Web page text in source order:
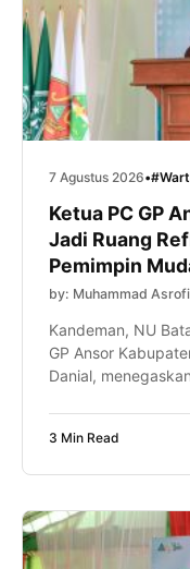
7 Agustus 2026•
Ketua PC GP
Jadi Ruang
Pemimpin
by: Muhammad Asrofi
Kandeman, NU
GP Ansor
Danial,
intelektual,
pembukaan PKL
(SUSBALAN)
3 Min Read